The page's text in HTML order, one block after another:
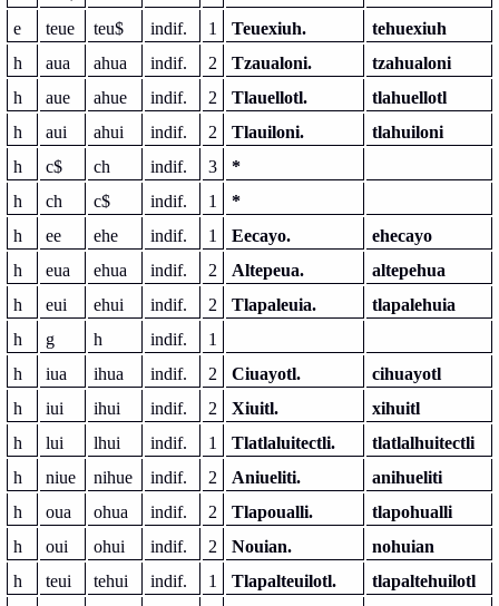
e
teue teu$ indif. 1 Teuexiuh.
tehuexiuh
h
aua ahua indif. 2 Tzaualoni.
tzahualoni
h
aue ahue indif. 2 Tlauellotl.
tlahuellotl
h
aui ahui indif. 2 Tlauiloni.
tlahuiloni
h
c$ ch indif. 3
*
h
ch c$ indif. 1
*
h
ee ehe indif. 1 Eecayo.
ehecayo
h
eua ehua indif. 2 Altepeua.
altepehua
h
eui ehui indif. 2 Tlapaleuia.
tlapalehuia
h
g h indif.
1
h
iua ihua indif. 2 Ciuayotl.
cihuayotl
h
iui ihui indif. 2 Xiuitl.
xihuitl
h
lui lhui indif. 1 Tlatlaluitectli.
tlatlalhuitectli
h
niue nihue indif. 2 Aniueliti.
anihueliti
h
oua ohua indif. 2 Tlapoualli.
tlapohualli
h
oui ohui indif. 2 Nouian.
nohuian
h
teui tehui indif. 1 Tlapalteuilotl.
tlapaltehuilotl